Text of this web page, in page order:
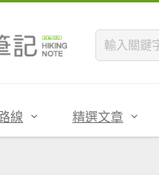
線 精選文章